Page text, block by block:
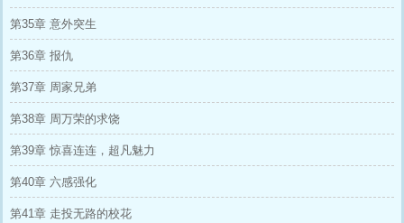
第35章 意外突生
第36章 报仇
第37章 周家兄弟
第38章 周万荣的求饶
第39章 惊喜连连，超凡魅力
第40章 六感强化
第41章 走投无路的校花